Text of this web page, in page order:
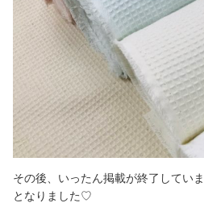
その後、いったん掲載が終了してい
となりました♡